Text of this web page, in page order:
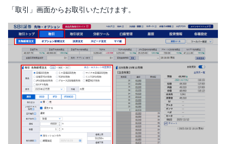
「取引」画面からお取引いただけます。